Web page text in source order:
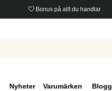
Bonus på allt du handlar
Nyheter Varumärken Blogg